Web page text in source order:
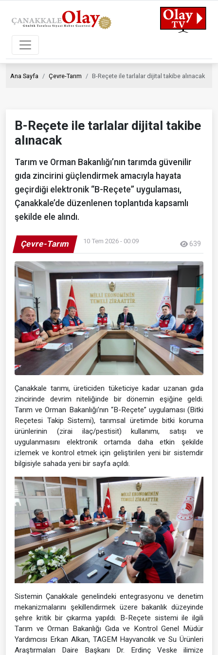
Ana Sayfa Çevre-Tarım B-Reçete ile tarlalar dijital takibe alınacak
B-Reçete ile tarlalar dijital takibe
alınacak
Tarım ve Orman Bakanlığı’nın tarımda güvenilir
gıda zincirini güçlendirmek amacıyla hayata
geçirdiği elektronik “B-Reçete” uygulaması,
Çanakkale’de düzenlenen toplantıda kapsamlı
şekilde ele alındı.
Çevre-Tarım 10 Tem 2026 - 00:09 639
Çanakkale tarımı, üreticiden tüketiciye kadar uzanan gıda
zincirinde devrim niteliğinde bir dönemin eşiğine geldi.
Tarım ve Orman Bakanlığı’nın “B-Reçete” uygulaması (Bitki
Reçetesi Takip Sistemi), tarımsal üretimde bitki koruma
ürünlerinin (zirai ilaç/pestisit) kullanımı, satışı ve
uygulanmasını elektronik ortamda daha etkin şekilde
izlemek ve kontrol etmek için geliştirilen yeni bir sistemdir
bilgisiyle sahada yeni bir sayfa açıldı.
Sistemin Çanakkale genelindeki entegrasyonu ve denetim
mekanizmalarını şekillendirmek üzere bakanlık düzeyinde
şehre kritik bir çıkarma yapıldı. B-Reçete sistemi ile ilgili
Tarım ve Orman Bakanlığı Gıda ve Kontrol Genel Müdür
Yardımcısı Erkan Alkan, TAGEM Hayvancılık ve Su Ürünleri
Araştırmaları Daire Başkanı Dr. Erdinç Veske ilimize